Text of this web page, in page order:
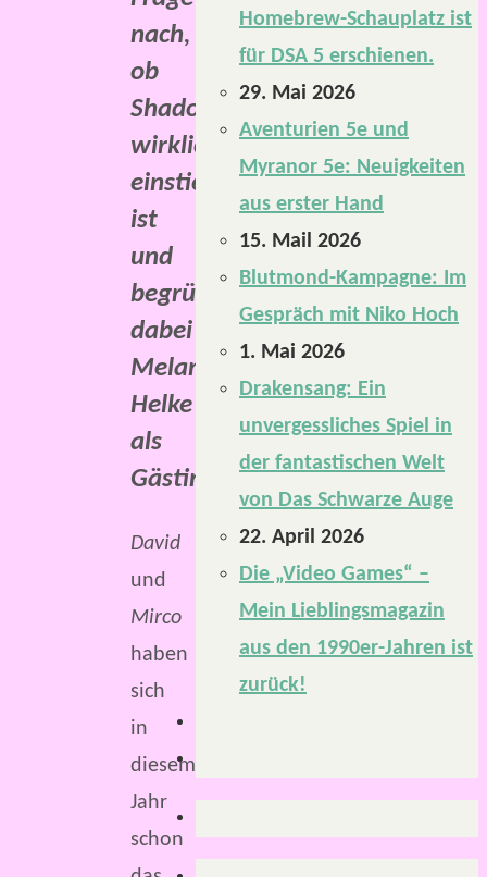
nach,
ob
Shadowrun
wirklich
einstiegsfreundlich
ist
und
begrüßen
dabei
Melanie
Helke
als
Gästin.
David
und
Mirco
haben
sich
in
diesem
Jahr
schon
Homebrew-Schauplatz ist
für DSA 5 erschienen.
29. Mai 2026
Aventurien 5e und
Myranor 5e: Neuigkeiten
aus erster Hand
15. Mail 2026
Blutmond-Kampagne: Im
Gespräch mit Niko Hoch
1. Mai 2026
Drakensang: Ein
unvergessliches Spiel in
der fantastischen Welt
von Das Schwarze Auge
22. April 2026
Die „Video Games“ –
Mein Lieblingsmagazin
aus den 1990er-Jahren ist
zurück!